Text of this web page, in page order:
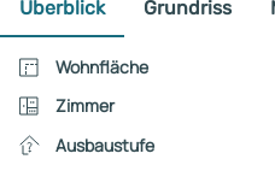
Überblick Grundriss
Wohnfläche
Zimmer
Ausbaustufe